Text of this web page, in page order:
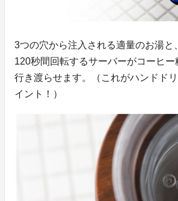
3つの穴から注入される適量のお湯と
120秒間回転するサーバーがコーヒ
行き渡らせます。（これがハンドド
イント！）